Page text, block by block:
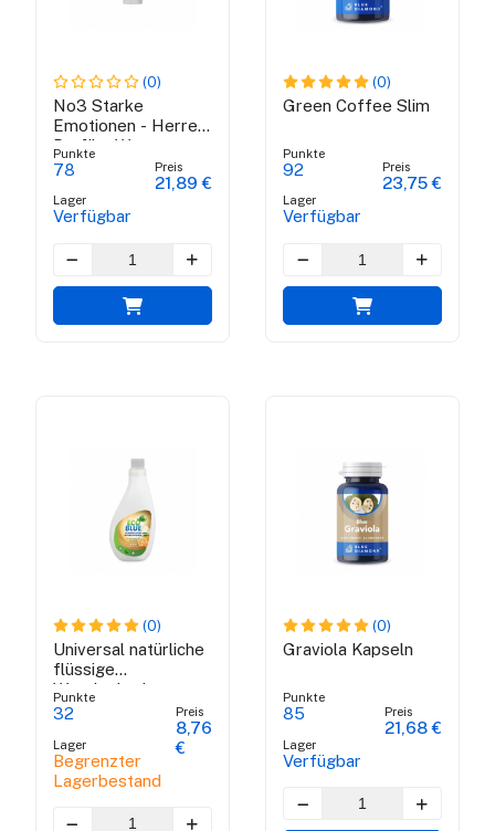
(0)
No3 Starke
Emotionen - Herren
Parfüm Wasser
Punkte
78
Lager
Verfügbar
Preis
21,89 €
(0)
Green Coffee Slim
Punkte
92
Lager
Verfügbar
Preis
23,75 €
(0)
Universal natürliche
flüssige
Waschmittel
Punkte
32
Lager
Begrenzter
Lagerbestand
Preis
8,76
€
(0)
Graviola Kapseln
Punkte
85
Lager
Verfügbar
Preis
21,68 €